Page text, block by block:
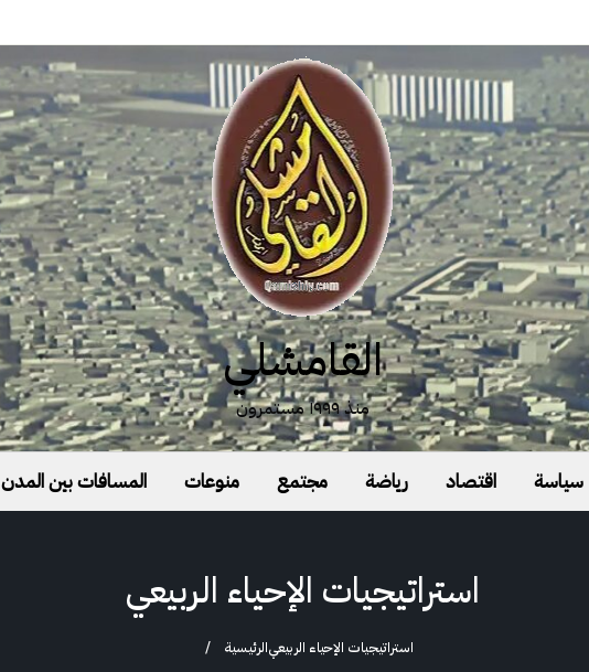
القامشلي
منذ ١٩٩٩ مستمرون
سياسة اقتصاد رياضة مجتمع منوعات المسافات بين المدن
استراتيجيات الإحياء الربيعي
الرئيسيةاستراتيجيات الإحياء الربيعي